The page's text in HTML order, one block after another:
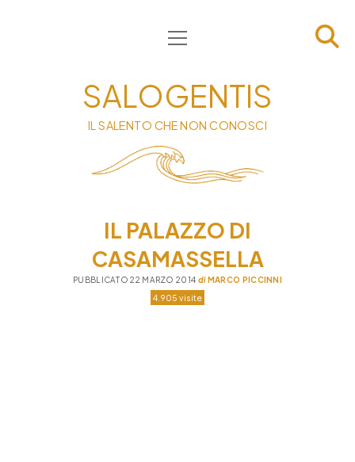
HOME
INFORMATIVA
CONTATTI
PRIVACY & COOKIE POLICY
apri
menu
SALOGENTIS
IL SALENTO CHE NON CONOSCI
IL PALAZZO DI
CASAMASSELLA
PUBBLICATO 22 MARZO 2014 diMARCO PICCINNI
4.905 visite